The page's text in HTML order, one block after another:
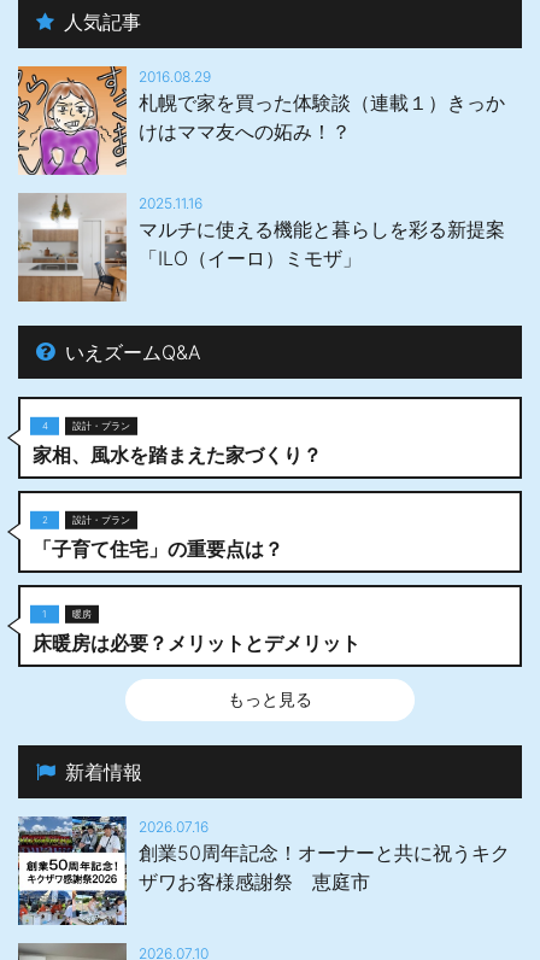
人気記事
2016.08.29
札幌で家を買った体験談（連載１）きっか
けはママ友への妬み！？
2025.11.16
マルチに使える機能と暮らしを彩る新提案
「ILO（イーロ）ミモザ」
いえズームQ&A
4 設計・プラン
家相、風水を踏まえた家づくり？
2 設計・プラン
「子育て住宅」の重要点は？
1 暖房
床暖房は必要？メリットとデメリット
もっと見る
新着情報
2026.07.16
創業50周年記念！オーナーと共に祝うキク
ザワお客様感謝祭 恵庭市
2026.07.10